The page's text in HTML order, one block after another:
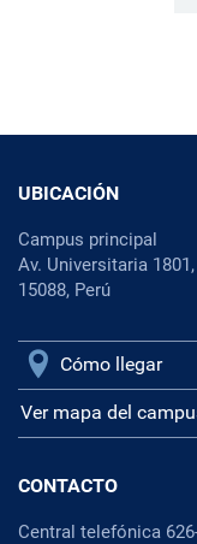
UBICACIÓN
Campus principal
Av. Universitaria
15088, Perú
Cómo llegar
Ver mapa del
CONTACTO
Central telefónica